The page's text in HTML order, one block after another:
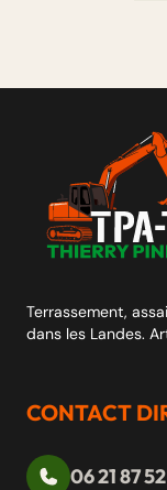
Terrassement,
dans les Landes.
CONTACT
06 21 87